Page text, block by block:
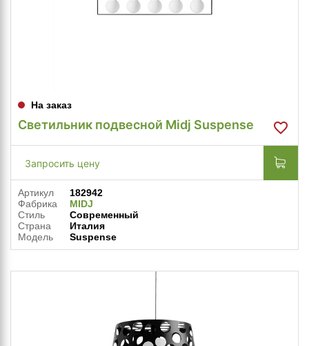
На заказ
Светильник подвесной Midj Suspense
Запросить цену
Артикул
182942
Фабрика
MIDJ
Стиль
Современный
Страна
Италия
Модель
Suspense